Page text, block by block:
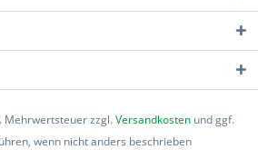
Mehrwertsteuer zzgl.Versandkosten und ggf.
wenn nicht anders beschrieben